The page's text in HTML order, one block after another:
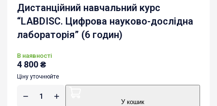
Дистанційний навчальний курс
“LABDISC. Цифрова науково-дослідна
лабораторія” (6 годин)
В наявності
4 800₴
Ціну уточнюйте
У кошик